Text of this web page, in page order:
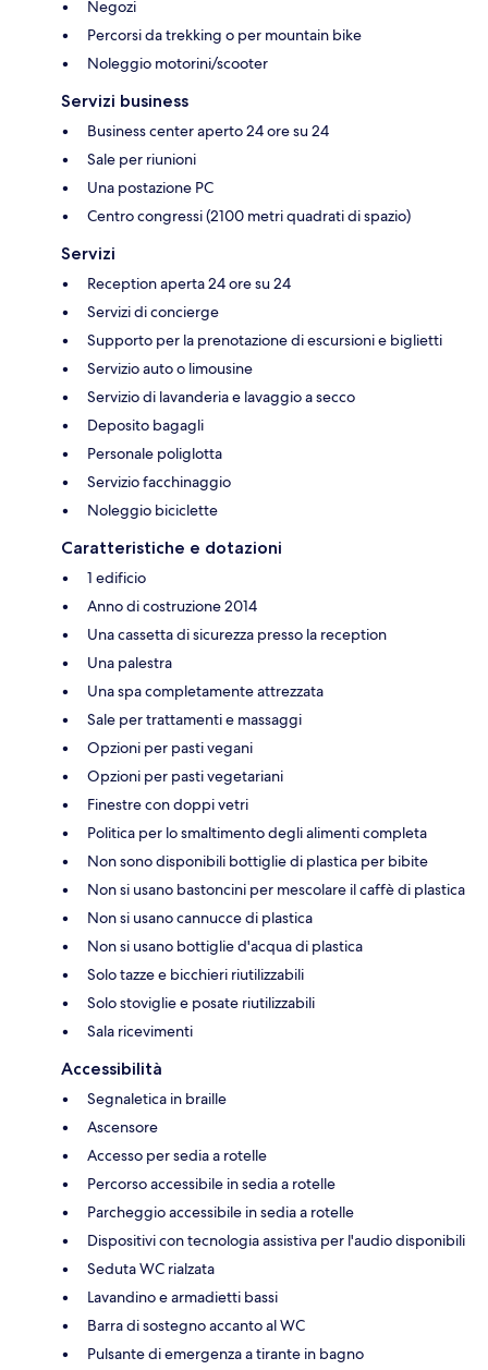
Negozi
Percorsi da trekking o per mountain bike
Noleggio motorini/scooter
Servizi business
Business center aperto 24 ore su 24
Sale per riunioni
Una postazione PC
Centro congressi (2100 metri quadrati di spazio)
Servizi
Reception aperta 24 ore su 24
Servizi di concierge
Supporto per la prenotazione di escursioni e biglietti
Servizio auto o limousine
Servizio di lavanderia e lavaggio a secco
Deposito bagagli
Personale poliglotta
Servizio facchinaggio
Noleggio biciclette
Caratteristiche e dotazioni
1 edificio
Anno di costruzione 2014
Una cassetta di sicurezza presso la reception
Una palestra
Una spa completamente attrezzata
Sale per trattamenti e massaggi
Opzioni per pasti vegani
Opzioni per pasti vegetariani
Finestre con doppi vetri
Politica per lo smaltimento degli alimenti completa
Non sono disponibili bottiglie di plastica per bibite
Non si usano bastoncini per mescolare il caffè di plastica
Non si usano cannucce di plastica
Non si usano bottiglie d'acqua di plastica
Solo tazze e bicchieri riutilizzabili
Solo stoviglie e posate riutilizzabili
Sala ricevimenti
Accessibilità
Segnaletica in braille
Ascensore
Accesso per sedia a rotelle
Percorso accessibile in sedia a rotelle
Parcheggio accessibile in sedia a rotelle
Dispositivi con tecnologia assistiva per l'audio disponibili
Seduta WC rialzata
Lavandino e armadietti bassi
Barra di sostegno accanto al WC
Pulsante di emergenza a tirante in bagno